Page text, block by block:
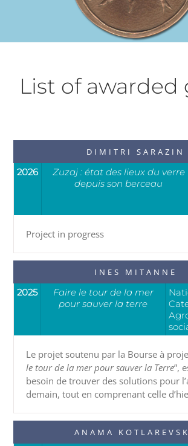
List of awarded
DIMITRI SARAZIN
2026
Zuzaj : état des lieux du verre
depuis son berceau
Project in progress
INES MITANNE
2025
Faire le tour de la mer
pour sauver la terre
Le projet soutenu par la Bourse à
le tour de la mer pour sauver la Terre”,
besoin de trouver des solutions pour
demain, tout en comprenant celle
ANAMA